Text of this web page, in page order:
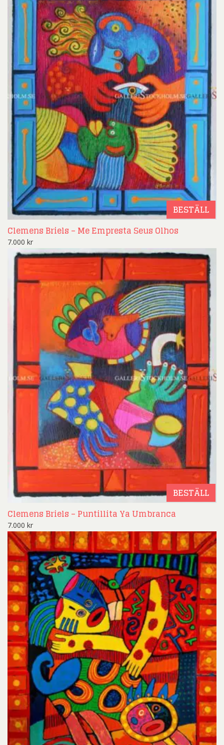
BESTÄLL
Clemens Briels – Me Empresta Seus Olhos
7.000 kr
BESTÄLL
Clemens Briels – Puntillita Ya Umbranca
7.000 kr